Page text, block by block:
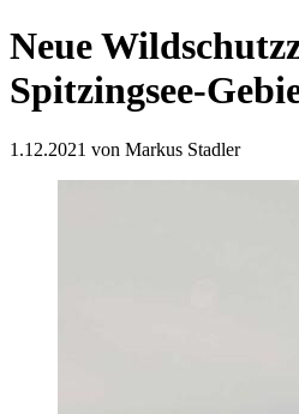
Neue
Spitzingsee-
1.12.2021 von Markus Stadler